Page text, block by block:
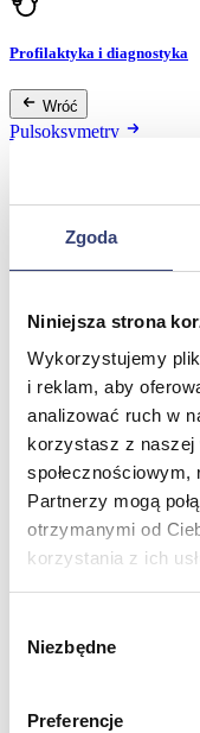
Zgoda
Niniejsza strona
Wykorzystujemy
i reklam, aby
analizować ruch w
korzystasz z naszej
Partnerzy mogą
otrzymanymi od
korzystania z ich
zgody
Niezbędne
Preferencje
Profilaktyka i diagnostyka
Wróć
Pulsoksymetry
Instrumenty
Artykuły
Stetoskopy
Termometry
Meble medyczne
Wróć
Kozetki
Pielęgnacja mebli
Taborety i krzesła
Stoły
Parawany
Fotele
Zobacz wszystko
Wróć